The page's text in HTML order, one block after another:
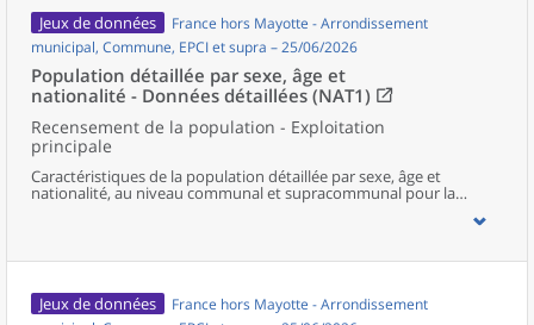
Jeux de données
France hors Mayotte - Arrondissement
municipal, Commune, EPCI et supra – 25/06/2026
Population détaillée par sexe, âge et
nationalité - Données détaillées (NAT1)
Recensement de la population - Exploitation
principale
Caractéristiques de la population détaillée par sexe, âge et
nationalité, au niveau communal et supracommunal pour la
Jeux de données
France hors Mayotte - Arrondissement